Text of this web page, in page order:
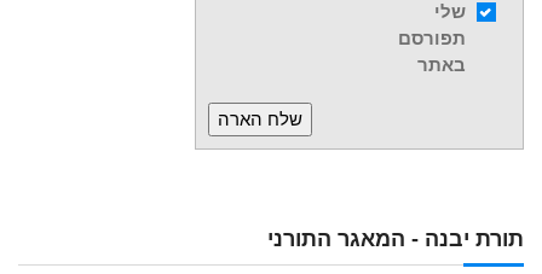
תורת יבנה - המאגר התורני
שלי
תפורסם
באתר